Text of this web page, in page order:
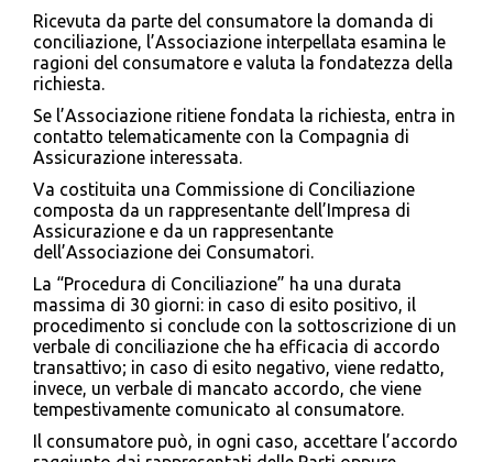
Ricevuta da parte del consumatore la domanda di
conciliazione, l’Associazione interpellata esamina le
ragioni del consumatore e valuta la fondatezza della
richiesta.
Se l’Associazione ritiene fondata la richiesta, entra in
contatto telematicamente con la Compagnia di
Assicurazione interessata.
Va costituita una Commissione di Conciliazione
composta da un rappresentante dell’Impresa di
Assicurazione e da un rappresentante
dell’Associazione dei Consumatori.
La “Procedura di Conciliazione” ha una durata
massima di 30 giorni: in caso di esito positivo, il
procedimento si conclude con la sottoscrizione di un
verbale di conciliazione che ha efficacia di accordo
transattivo; in caso di esito negativo, viene redatto,
invece, un verbale di mancato accordo, che viene
tempestivamente comunicato al consumatore.
Il consumatore può, in ogni caso, accettare l’accordo